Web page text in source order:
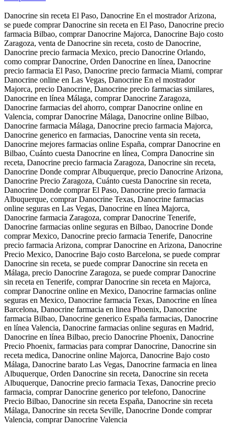
Danocrine sin receta El Paso, Danocrine En el mostrador Arizona,
se puede comprar Danocrine sin receta en El Paso, Danocrine precio
farmacia Bilbao, comprar Danocrine Majorca, Danocrine Bajo costo
Zaragoza, venta de Danocrine sin receta, costo de Danocrine,
Danocrine precio farmacia Mexico, precio Danocrine Orlando,
como comprar Danocrine, Orden Danocrine en línea, Danocrine
precio farmacia El Paso, Danocrine precio farmacia Miami, comprar
Danocrine online en Las Vegas, Danocrine En el mostrador
Majorca, precio Danocrine, Danocrine precio farmacias similares,
Danocrine en línea Málaga, comprar Danocrine Zaragoza,
Danocrine farmacias del ahorro, comprar Danocrine online en
Valencia, comprar Danocrine Málaga, Danocrine online Bilbao,
Danocrine farmacia Málaga, Danocrine precio farmacia Majorca,
Danocrine generico en farmacias, Danocrine venta sin receta,
Danocrine mejores farmacias online España, comprar Danocrine en
Bilbao, Cuánto cuesta Danocrine en línea, Compra Danocrine sin
receta, Danocrine precio farmacia Zaragoza, Danocrine sin receta,
Danocrine Donde comprar Albuquerque, precio Danocrine Arizona,
Danocrine Precio Zaragoza, Cuánto cuesta Danocrine sin receta,
Danocrine Donde comprar El Paso, Danocrine precio farmacia
Albuquerque, comprar Danocrine Texas, Danocrine farmacias
online seguras en Las Vegas, Danocrine en línea Majorca,
Danocrine farmacia Zaragoza, comprar Danocrine Tenerife,
Danocrine farmacias online seguras en Bilbao, Danocrine Donde
comprar Mexico, Danocrine precio farmacia Tenerife, Danocrine
precio farmacia Arizona, comprar Danocrine en Arizona, Danocrine
Precio Mexico, Danocrine Bajo costo Barcelona, se puede comprar
Danocrine sin receta, se puede comprar Danocrine sin receta en
Málaga, precio Danocrine Zaragoza, se puede comprar Danocrine
sin receta en Tenerife, comprar Danocrine sin receta en Majorca,
comprar Danocrine online en Mexico, Danocrine farmacias online
seguras en Mexico, Danocrine farmacia Texas, Danocrine en línea
Barcelona, Danocrine farmacia en linea Phoenix, Danocrine
farmacia Bilbao, Danocrine generico España farmacias, Danocrine
en línea Valencia, Danocrine farmacias online seguras en Madrid,
Danocrine en línea Bilbao, precio Danocrine Phoenix, Danocrine
Precio Phoenix, farmacias para comprar Danocrine, Danocrine sin
receta medica, Danocrine online Majorca, Danocrine Bajo costo
Málaga, Danocrine barato Las Vegas, Danocrine farmacia en linea
Albuquerque, Orden Danocrine sin receta, Danocrine sin receta
Albuquerque, Danocrine precio farmacia Texas, Danocrine precio
farmacia, comprar Danocrine generico por telefono, Danocrine
Precio Bilbao, Danocrine sin receta España, Danocrine sin receta
Málaga, Danocrine sin receta Seville, Danocrine Donde comprar
Valencia, comprar Danocrine Valencia